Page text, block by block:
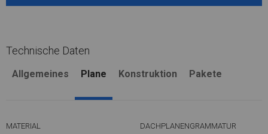
Technische Daten
Allgemeines Plane Konstruktion Pakete
MATERIAL DACHPLANENGRAMMATUR